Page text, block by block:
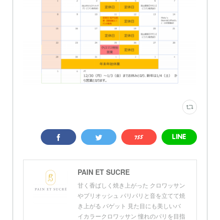
PAIN ET SUCRE
甘く香ばしく焼き上がった クロワッサン
やブリオッシュ パリパリと音を立てて焼
き上がる バゲット 見た目にも美しいバ
イカラークロワッサン 憧れのパリを目指